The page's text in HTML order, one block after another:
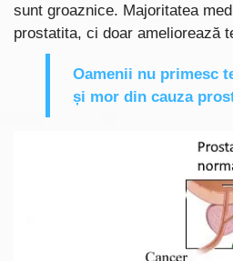
sunt groaznice. Majoritatea
prostatita, ci doar ameliorează
Oamenii nu primesc
și mor din cauza